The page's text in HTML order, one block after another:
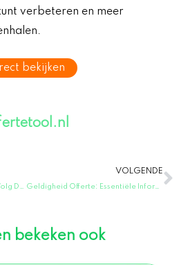
verbeteren en meer
bekijken
Getekende Offerte Intrekken: Volg Deze Essentiële Stappen Vandaag!
VOLGENDE
Geldigheid Offerte: Essentiële Informatie in Eén Duidelijk Overzicht!
bekeken ook